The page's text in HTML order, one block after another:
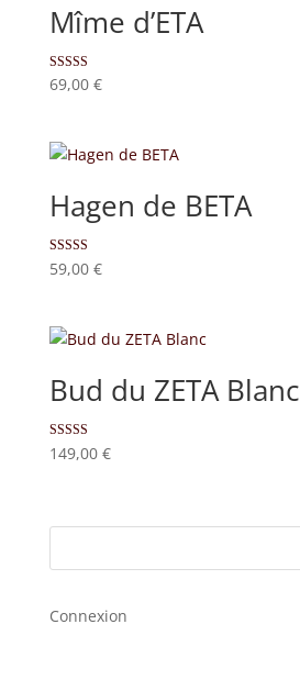
Mîme d’ETA
Note
5.00
69,00 €
Hagen de BETA
Note
5
59,00 €
Bud du ZETA Blanc
Note
4
149,00 €
Connexion